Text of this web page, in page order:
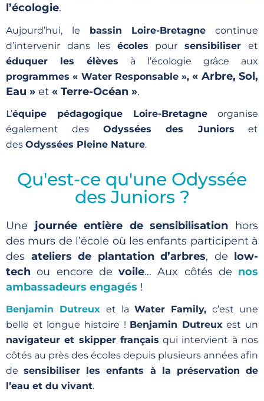
l’écologie.
Aujourd’hui, le bassin Loire-Bretagne continue
d’intervenir dans les écoles poursensibiliser et
éduquer les élèves à l’écologie grâce aux
programmes « Water Responsable »,« Arbre, Sol,
Eau » et « Terre-Océan ».
L’équipe pédagogique Loire-Bretagne organise
également des Odyssées des Juniors et
des Odyssées Pleine Nature.
Qu'est-ce qu'une Odyssée
des Juniors ?
Une journée entière de sensibilisation hors
des murs de l’école où les enfants participent à
des ateliers de plantation d’arbres, de low-
tech ou encore de voile… Aux côtés de nos
ambassadeurs engagés !
Benjamin Dutreux et laWater Family, c’est une
belle et longue histoire ! Benjamin Dutreuxest un
navigateur et skipper français qui intervient à nos
côtés au près des écoles depuis plusieurs années afin
desensibiliser les enfants à la préservation de
l’eau et du vivant.